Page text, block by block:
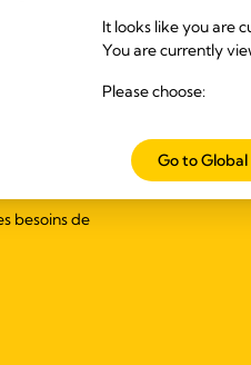
besoins de
It looks like you are
You are currently
Please choose:
Go to Global